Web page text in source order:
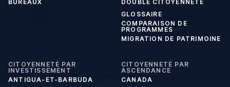
BUREAUX
DOUBLE CITOYENNETÉ
GLOSSAIRE
COMPARAISON DE
PROGRAMMES
MIGRATION DE PATRIMOINE
CITOYENNETÉ PAR
INVESTISSEMENT
ANTIGUA-ET-BARBUDA
CITOYENNETÉ PAR
ASCENDANCE
CANADA